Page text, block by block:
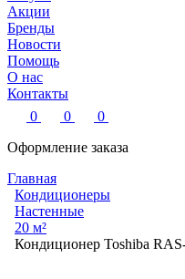
Акции
Бренды
Новости
Помощь
О нас
Контакты
0
0
0
Оформление заказа
Главная
Кондиционеры
Настенные
20 м²
Кондиционер Toshiba